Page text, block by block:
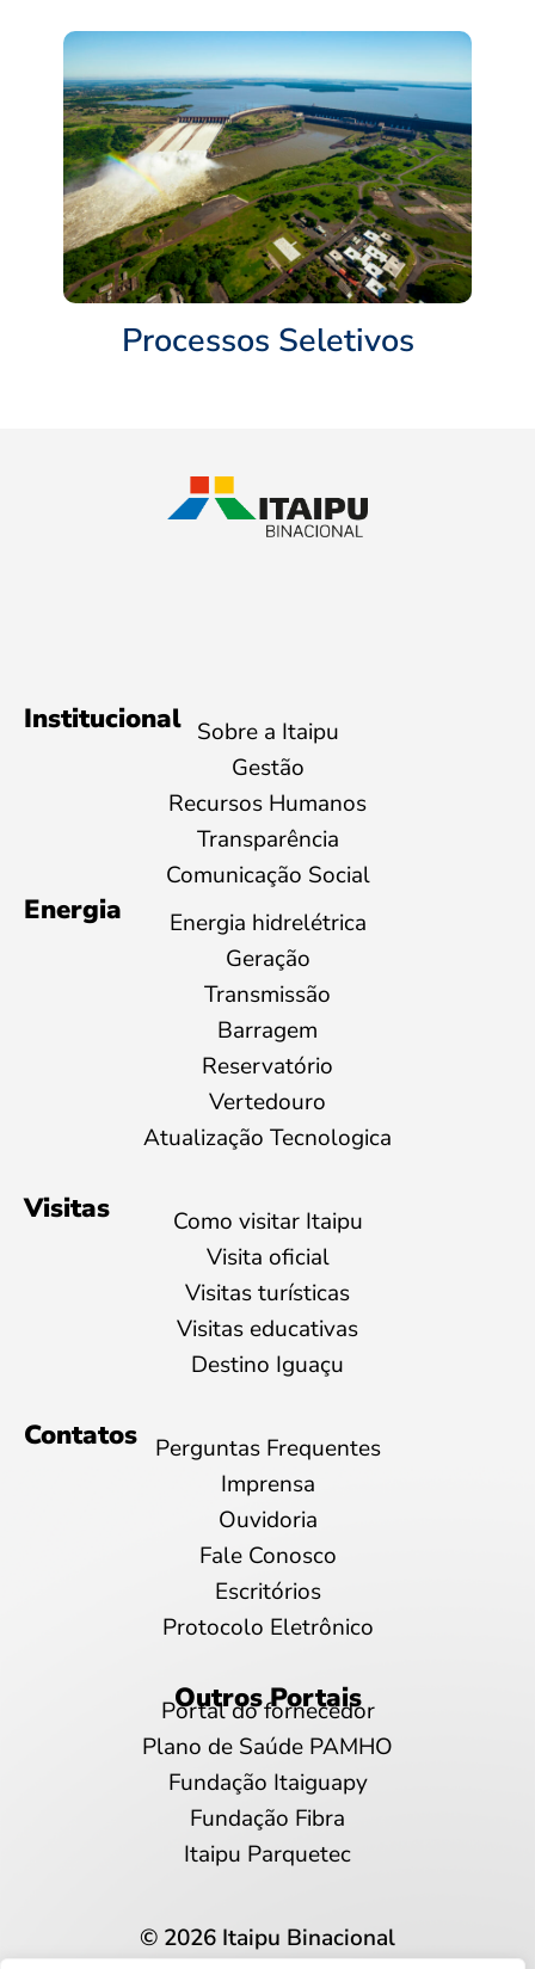
Processos Seletivos
Institucional Sobre a Itaipu
Gestão
Recursos Humanos
Transparência
Comunicação Social
Energia
Energia hidrelétrica
Geração
Transmissão
Barragem
Reservatório
Vertedouro
Atualização Tecnologica
Visitas
Como visitar Itaipu
Visita oficial
Visitas turísticas
Visitas educativas
Destino Iguaçu
Contatos
Perguntas Frequentes
Imprensa
Ouvidoria
Fale Conosco
Escritórios
Protocolo Eletrônico
Outros Portais
Portal do fornecedor
Plano de Saúde PAMHO
Fundação Itaiguapy
Fundação Fibra
Itaipu Parquetec
© 2026 Itaipu Binacional